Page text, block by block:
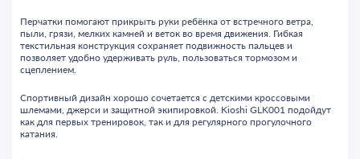
Перчатки помогают прикрыть руки ребёнка от встречного ветра,
пыли, грязи, мелких камней и веток во время движения. Гибкая
текстильная конструкция сохраняет подвижность пальцев и
позволяет удобно удерживать руль, пользоваться тормозом и
сцеплением.
Спортивный дизайн хорошо сочетается с детскими кроссовыми
шлемами, джерси и защитной экипировкой. Kioshi GLK001 подойдут
как для первых тренировок, так и для регулярного прогулочного
катания.